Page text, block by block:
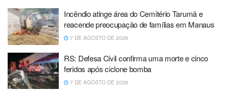
Incêndio atinge área do Cemitério Tarumã e
reacende preocupação de famílias em Manaus
7 DE AGOSTO DE 2026
RS: Defesa Civil confirma uma morte e cinco
feridos após ciclone bomba
7 DE AGOSTO DE 2026